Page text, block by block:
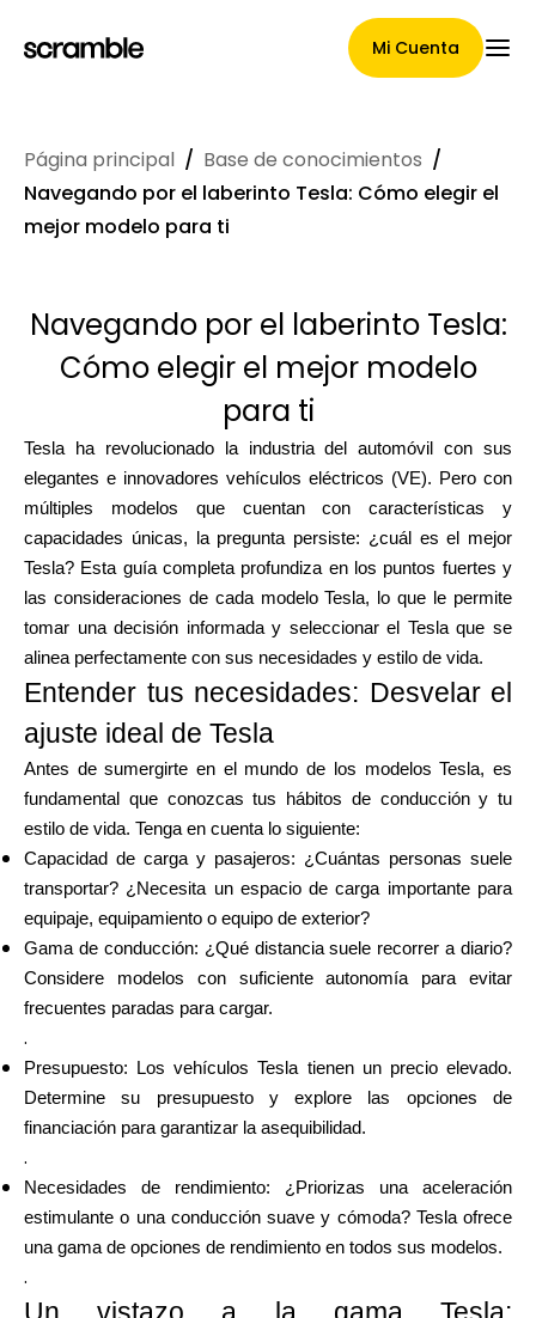
Mi Cuenta
Página Principal
Términos de asignación de
reclamaciones
Galería de marcas
Selección de marca
Calculadoras
Historial de Rondas
Blog
Contáctenos
Ayuda
Mi Cuenta
Página principal / Base de conocimientos /
Navegando por el laberinto Tesla: Cómo elegir el
mejor modelo para ti
Navegando por el laberinto Tesla:
Cómo elegir el mejor modelo
para ti
Tesla ha revolucionado la industria del automóvil con sus
elegantes e innovadores vehículos eléctricos (VE). Pero con
múltiples modelos que cuentan con características y
capacidades únicas, la pregunta persiste: ¿cuál es el mejor
Tesla? Esta guía completa profundiza en los puntos fuertes y
las consideraciones de cada modelo Tesla, lo que le permite
tomar una decisión informada y seleccionar el Tesla que se
alinea perfectamente con sus necesidades y estilo de vida.
Entender tus necesidades: Desvelar el
ajuste ideal de Tesla
Antes de sumergirte en el mundo de los modelos Tesla, es
fundamental que conozcas tus hábitos de conducción y tu
estilo de vida. Tenga en cuenta lo siguiente:
Capacidad de carga y pasajeros: ¿Cuántas personas suele
transportar? ¿Necesita un espacio de carga importante para
equipaje, equipamiento o equipo de exterior?
Gama de conducción: ¿Qué distancia suele recorrer a diario?
Considere modelos con suficiente autonomía para evitar
frecuentes paradas para cargar.
.
Presupuesto: Los vehículos Tesla tienen un precio elevado.
Determine su presupuesto y explore las opciones de
financiación para garantizar la asequibilidad.
.
Necesidades de rendimiento: ¿Priorizas una aceleración
estimulante o una conducción suave y cómoda? Tesla ofrece
una gama de opciones de rendimiento en todos sus modelos.
.